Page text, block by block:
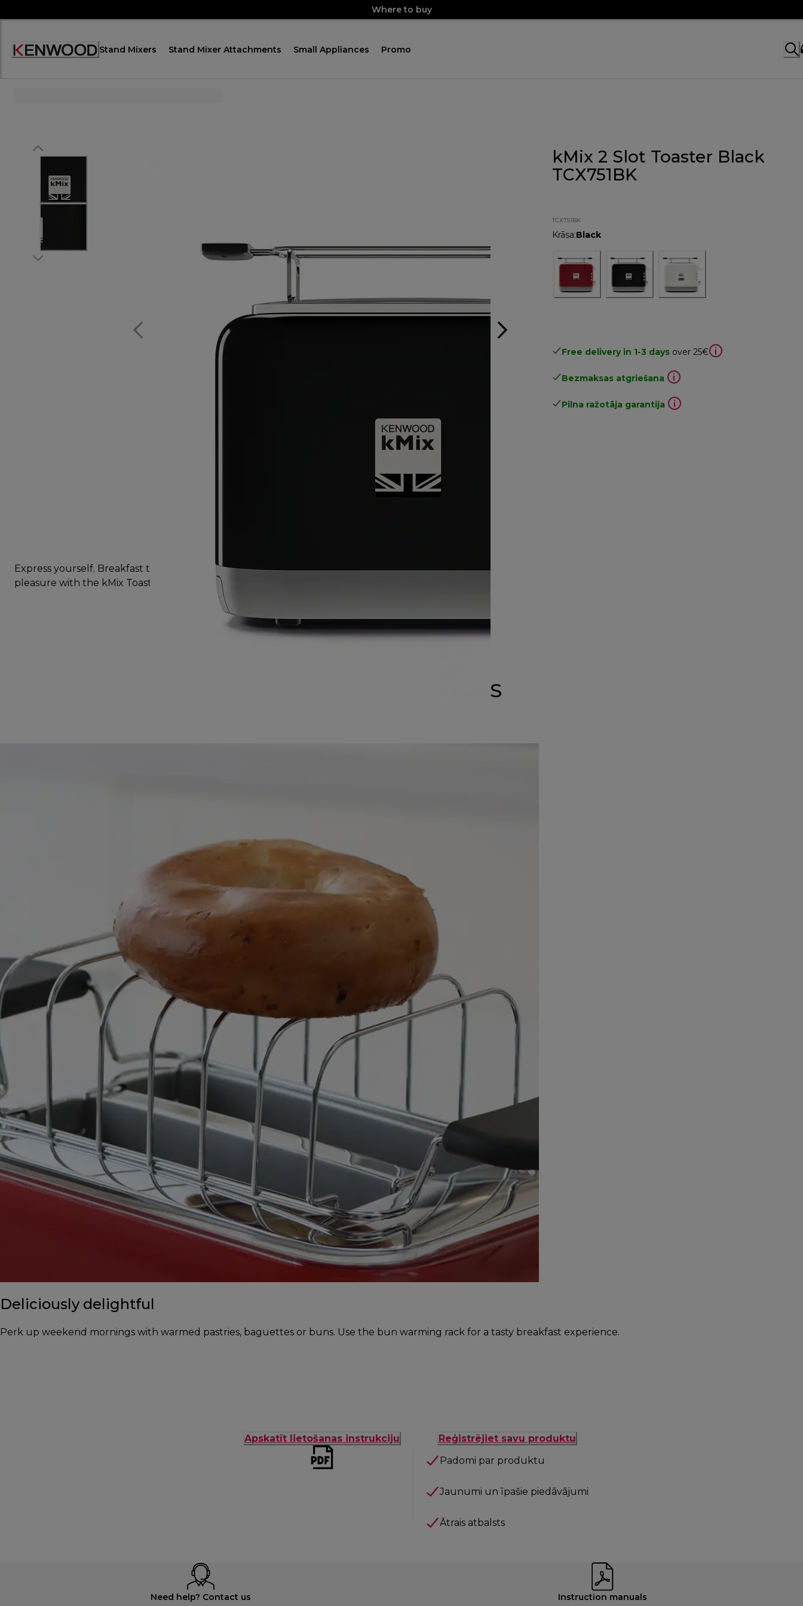
to
Where to buy
Accessibility
Stand Mixers Stand Mixer Attachments Small Appliances Promo
kMix 2 Slot Toaster Black
TCX751BK
TCX751BK
Krāsa:Black
Free delivery in 1-3 days over 25€
Bezmaksas atgriešana
Pilna ražotāja garantija
Express yourself. Breakfast time is always a
pleasure with the kMix Toaster.
GALVENĀS ĪPAŠĪBAS
Deliciously delightful
Perk up weekend mornings with warmed pastries, baguettes or buns. Use the bun warming rack for a tasty breakfast experience.
Apskatīt lietošanas instrukciju
Reģistrējiet savu produktu
Padomi par produktu
Jaunumi un īpašie piedāvājumi
Ātrais atbalsts
Need help? Contact us Instruction manuals